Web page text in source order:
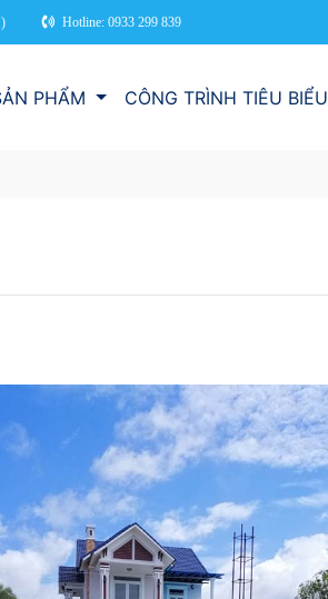
Hotline: 0933 299 839
PHẨM CÔNG TRÌNH TIÊU BIỂU